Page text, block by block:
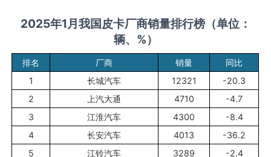
2025年1月我国皮卡厂商销量排行榜（单位：
辆、%）
排名 厂商 销量
同比
1
长城汽车 12321
-20.3
2
上汽大通 4710
-4.7
3
江淮汽车 4300
-8.4
4
长安汽车 4013
-36.2
5
江铃汽车 3289
-2.4